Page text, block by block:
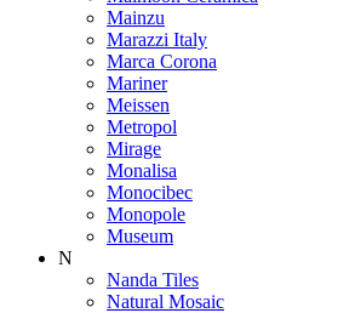
Mainzu
Marazzi Italy
Marca Corona
Mariner
Meissen
Metropol
Mirage
Monalisa
Monocibec
Monopole
Museum
N
Nanda Tiles
Natural Mosaic